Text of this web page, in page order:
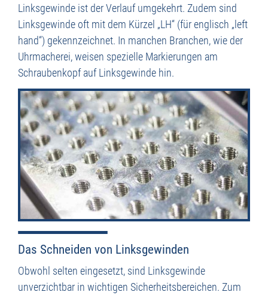
Linksgewinde ist der Verlauf umgekehrt. Zudem sind
Linksgewinde oft mit dem Kürzel „LH“ (für englisch „left
hand“) gekennzeichnet. In manchen Branchen, wie der
Uhrmacherei, weisen spezielle Markierungen am
Schraubenkopf auf Linksgewinde hin.
Das Schneiden von Linksgewinden
Obwohl selten eingesetzt, sind Linksgewinde
unverzichtbar in wichtigen Sicherheitsbereichen. Zum